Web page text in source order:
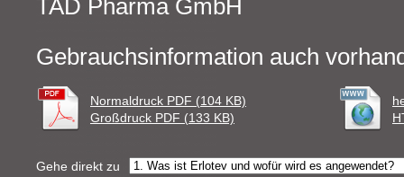
TAD Pharma GmbH
Gebrauchsinformation auch
Normaldruck PDF (104 KB)
Großdruck PDF (133 KB)
Gehe direkt zu